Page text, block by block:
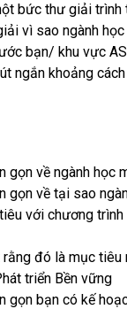
bức thư giải trình
vì sao ngành
bạn/ khu vực
ngắn khoảng
gọn về ngành học
gọn về tại sao
với chương
đó là mục tiêu
triển Bền vững
gọn bạn có kế